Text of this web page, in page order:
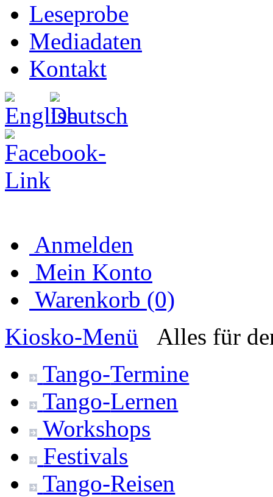
Leseprobe
Mediadaten
Kontakt
Anmelden
Mein Konto
Warenkorb (0)
Kiosko-Menü
Alles für
Tango-Termine
Tango-Lernen
Workshops
Festivals
Tango-Reisen